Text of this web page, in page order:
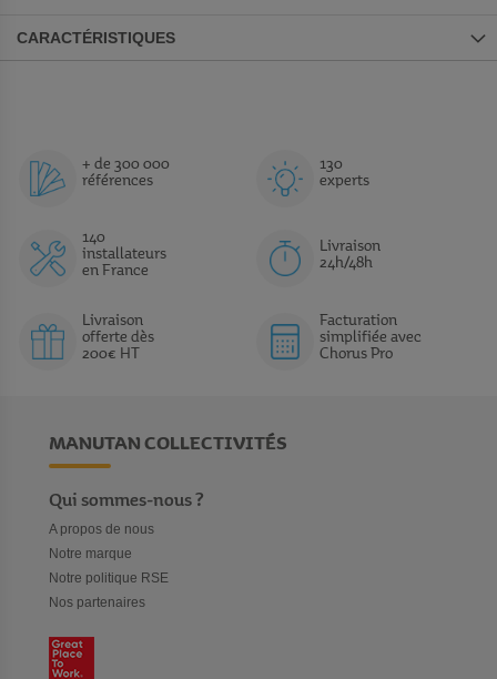
CARACTÉRISTIQUES
+ de 300 000
références
130
experts
140
installateurs
en France
Livraison
24h/48h
Livraison
offerte dès
200€ HT
Facturation
simplifiée avec
Chorus Pro
MANUTAN COLLECTIVITÉS
Qui sommes-nous ?
A propos de nous
Notre marque
Notre politique RSE
Nos partenaires